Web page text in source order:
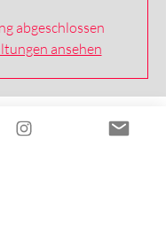
abgeschlossen
ansehen